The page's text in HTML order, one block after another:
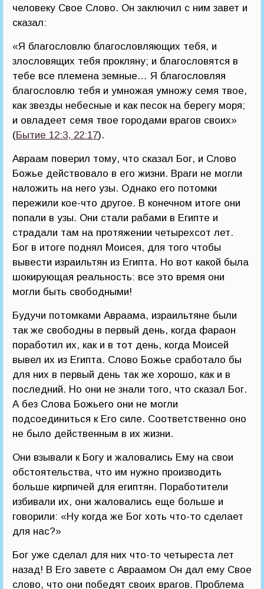
человеку Свое Слово. Он заключил с ним завет и
сказал:
«Я благословлю благословляющих тебя, и
злословящих тебя прокляну; и благословятся в
тебе все племена земные… Я благословляя
благословлю тебя и умножая умножу семя твое,
как звезды небесные и как песок на берегу моря;
и овладеет семя твое городами врагов своих»
(Бытие 12:3, 22:17).
Авраам поверил тому, что сказал Бог, и Слово
Божье действовало в его жизни. Враги не могли
наложить на него узы. Однако его потомки
пережили кое-что другое. В конечном итоге они
попали в узы. Они стали рабами в Египте и
страдали там на протяжении четырехсот лет.
Бог в итоге поднял Моисея, для того чтобы
вывести израильтян из Египта. Но вот какой была
шокирующая реальность: все это время они
могли быть свободными!
Будучи потомками Авраама, израильтяне были
так же свободны в первый день, когда фараон
поработил их, как и в тот день, когда Моисей
вывел их из Египта. Слово Божье сработало бы
для них в первый день так же хорошо, как и в
последний. Но они не знали того, что сказал Бог.
А без Слова Божьего они не могли
подсоединиться к Его силе. Соответственно оно
не было действенным в их жизни.
Они взывали к Богу и жаловались Ему на свои
обстоятельства, что им нужно производить
больше кирпичей для египтян. Поработители
избивали их, они жаловались еще больше и
говорили: «Ну когда же Бог хоть что-то сделает
для нас?»
Бог уже сделал для них что-то четыреста лет
назад! В Его завете с Авраамом Он дал ему Свое
слово, что они победят своих врагов. Проблема